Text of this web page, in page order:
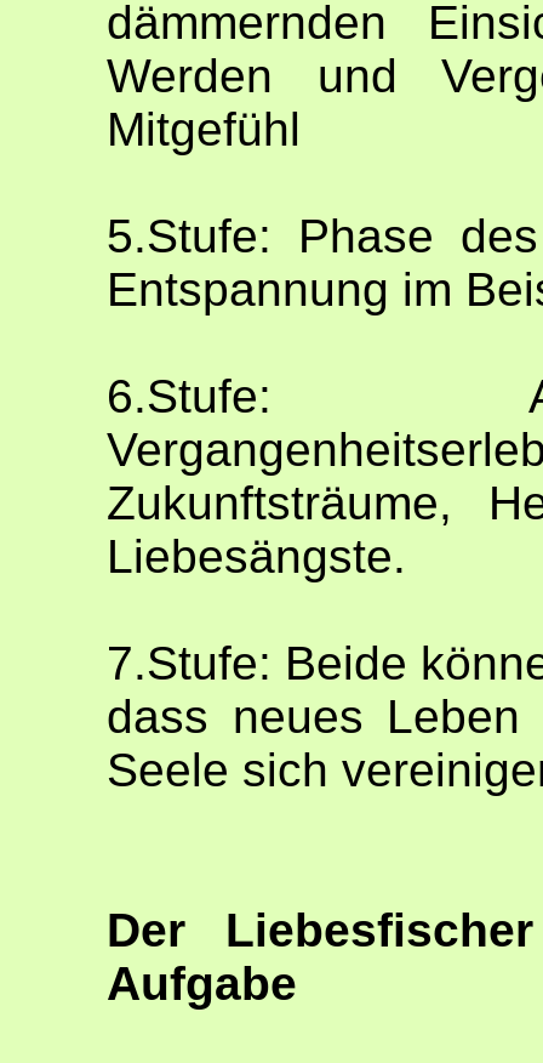
dämmernden
Werden und
Mitgefühl
5.Stufe: Phase
Entspannung im
6.Stufe:
Zukunftsträume,
Liebesängste.
7.Stufe: Beide
dass neues
Seele sich
Der
Aufgabe